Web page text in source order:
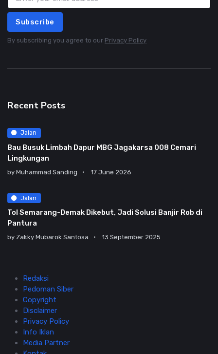
Subscribe
By subscribing you agree to our Privacy Policy
Recent Posts
Jalan
Bau Busuk Limbah Dapur MBG Jagakarsa 008 Cemari
Lingkungan
by Muhammad Sanding 17 June 2026
Jalan
Tol Semarang-Demak Dikebut, Jadi Solusi Banjir Rob di
Pantura
by Zakky Mubarok Santosa 13 September 2025
Redaksi
Pedoman Siber
Copyright
Disclaimer
Privacy Policy
Info Iklan
Media Partner